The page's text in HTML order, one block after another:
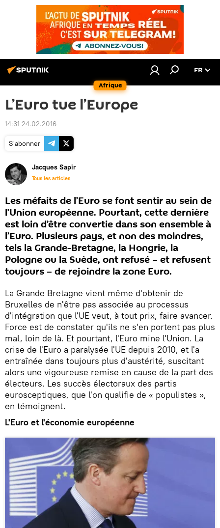
Afrique
FR
L’Euro tue l’Europe
14:31 24.02.2016
S'abonner
Jacques Sapir
Tous les articles
Les méfaits de l’Euro se font sentir au sein de
l’Union européenne. Pourtant, cette dernière
est loin d’être convertie dans son ensemble à
l’Euro. Plusieurs pays, et non des moindres,
tels la Grande-Bretagne, la Hongrie, la
Pologne ou la Suède, ont refusé – et refusent
toujours – de rejoindre la zone Euro.
La Grande Bretagne vient même d'obtenir de
Bruxelles de n'être pas associée au processus
d'intégration que l'UE veut, à tout prix, faire avancer.
Force est de constater qu'ils ne s'en portent pas plus
mal, loin de là. Et pourtant, l'Euro mine l'Union. La
crise de l'Euro a paralysée l'UE depuis 2010, et l'a
entraînée dans toujours plus d'austérité, suscitant
alors une vigoureuse remise en cause de la part des
électeurs. Les succès électoraux des partis
eurosceptiques, que l'on qualifie de « populistes »,
en témoignent.
L'Euro et l'économie européenne